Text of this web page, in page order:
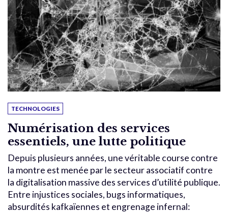
TECHNOLOGIES
Numérisation des services
essentiels, une lutte politique
Depuis plusieurs années, une véritable course contre
la montre est menée par le secteur associatif contre
la digitalisation massive des services d’utilité publique.
Entre injustices sociales, bugs informatiques,
absurdités kafkaïennes et engrenage infernal: